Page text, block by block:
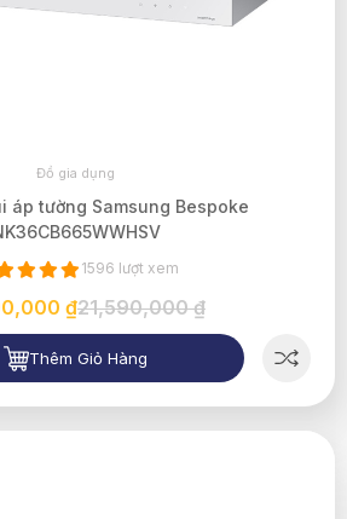
Đồ gia dụng
áp tường Samsung Bespoke
1596 lượt xem
₫21,590,000 ₫
Thêm Giỏ Hàng